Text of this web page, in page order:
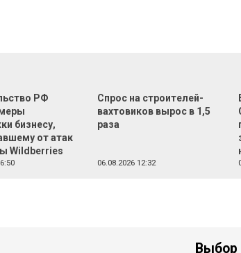
РФ
бизнесу,
от атак
Wildberries
Спрос на строителей-
вахтовиков вырос в 1,5
раза
06.08.2026 12:32
Выбор